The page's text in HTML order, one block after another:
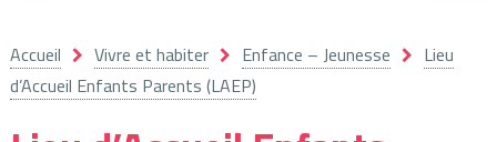
Accueil Vivre et habiter Enfance – Jeunesse
Lieu
d’Accueil Enfants Parents (LAEP)